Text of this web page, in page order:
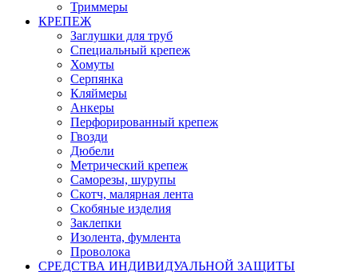
Триммеры
КРЕПЕЖ
Заглушки для труб
Специальный крепеж
Хомуты
Серпянка
Кляймеры
Анкеры
Перфорированный крепеж
Гвозди
Дюбели
Метрический крепеж
Саморезы, шурупы
Скотч, малярная лента
Скобяные изделия
Заклепки
Изолента, фумлента
Проволока
СРЕДСТВА ИНДИВИДУАЛЬНОЙ ЗАЩИТЫ